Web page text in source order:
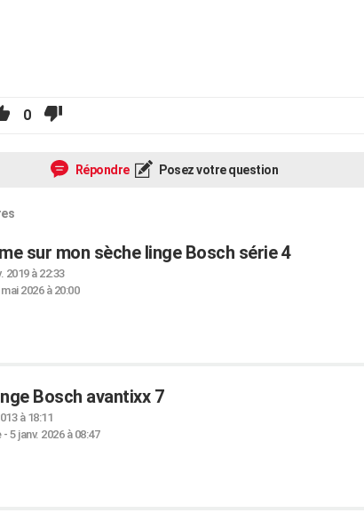
0
Répondre Posez votre question
sur mon sèche linge Bosch série 4
2019 à 22:33
mai 2026 à 20:00
Bosch avantixx 7
à 18:11
- 5 janv. 2026 à 08:47